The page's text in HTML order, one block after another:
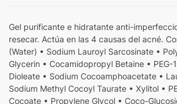
Gel purificante e hidratante anti-
resecar. Actúa en las 4 causas del acné.
(Water) • Sodium Lauroyl Sarcosinate •
Glycerin • Cocamidopropyl Betaine • PEG-
Dioleate • Sodium Cocoamphoacetate •
Sodium Methyl Cocoyl Taurate • Xylitol •
Cocoate • Propylene Glycol • Coco-